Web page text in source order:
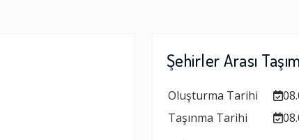
Şehirler Arası
Oluşturma Tarihi
Taşınma Tarihi